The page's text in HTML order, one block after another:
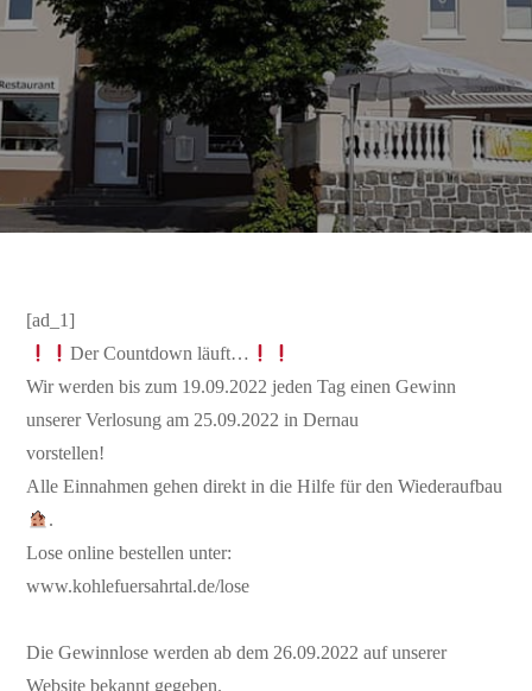
[ad_1]
Der Countdown läuft…
Wir werden bis zum 19.09.2022 jeden Tag einen Gewinn
unserer Verlosung am 25.09.2022 in Dernau
vorstellen!
Alle Einnahmen gehen direkt in die Hilfe für den Wiederaufbau
.
Lose online bestellen unter:
www.kohlefuersahrtal.de/lose
Die Gewinnlose werden ab dem 26.09.2022 auf unserer
Website bekannt gegeben.